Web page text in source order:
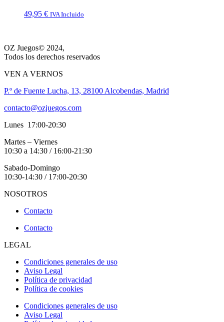
49,95 € IVA Incluido
OZ Juegos© 2024,
Todos los derechos reservados
VEN A VERNOS
P.º de Fuente Lucha, 13, 28100 Alcobendas, Madrid
contacto@ozjuegos.com
Lunes 17:00-20:30
Martes – Viernes
10:30 a 14:30 / 16:00-21:30
Sabado-Domingo
10:30-14:30 / 17:00-20:30
NOSOTROS
Contacto
Contacto
LEGAL
Condiciones generales de uso
Aviso Legal
Política de privacidad
Política de cookies
Condiciones generales de uso
Aviso Legal